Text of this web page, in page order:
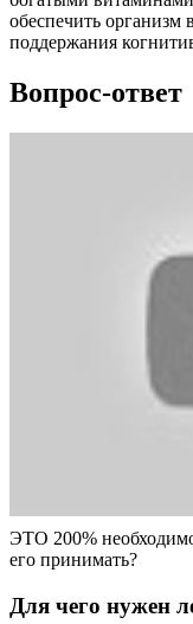
обеспечить
поддержания
Вопрос-ответ
ЭТО 200%
его принимать?
Для чего нужен